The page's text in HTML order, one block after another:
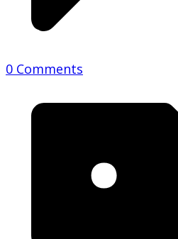
0 Comments